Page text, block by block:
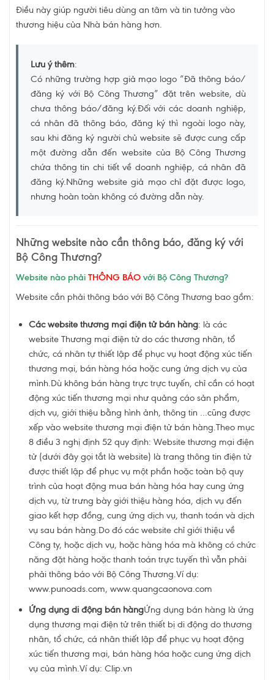
Điều này giúp người tiêu dùng an tâm và tin tưởng vào
thương hiệu của Nhà bán hàng hơn.
Lưu ý thêm:
Có những trường hợp giả mạo logo “Đã thông báo/
đăng ký với Bộ Công Thương” đặt trên website, dù
chưa thông báo/đăng ký.Đối với các doanh nghiệp,
cá nhân đã thông báo, đăng ký thì ngoài logo này,
sau khi đăng ký người chủ website sẽ được cung cấp
một đường dẫn đến website của Bộ Công Thương
chứa thông tin chi tiết về doanh nghiệp, cá nhân đã
đăng ký.Những website giả mạo chỉ đặt được logo,
nhưng hoàn toàn không có đường dẫn này.
Những website nào cần thông báo, đăng ký với
Bộ Công Thương?
Website nào phải THÔNG BÁO với Bộ Công Thương?
Website cần phải thông báo với Bộ Công Thương bao gồm:
Các website thương mại điện tử bán hàng: là các
website Thương mại điện tử do các thương nhân, tổ
chức, cá nhân tự thiết lập để phục vụ hoạt động xúc tiến
thương mại, bán hàng hóa hoặc cung ứng dịch vụ của
mình.Dù không bán hàng trực trực tuyến, chỉ cần có hoạt
động xúc tiến thương mại như quảng cáo sản phẩm,
dịch vụ, giới thiệu bằng hình ảnh, thông tin …cũng được
xếp vào website thương mại điện tử bán hàng.Theo mục
8 điều 3 nghị định 52 quy định: Website thương mại điện
tử (dưới đây gọi tắt là website) là trang thông tin điện tử
được thiết lập để phục vụ một phần hoặc toàn bộ quy
trình của hoạt động mua bán hàng hóa hay cung ứng
dịch vụ, từ trưng bày giới thiệu hàng hóa, dịch vụ đến
giao kết hợp đồng, cung ứng dịch vụ, thanh toán và dịch
vụ sau bán hàng.Do đó các website chỉ giới thiệu về
Công ty, hoặc dịch vụ, hoặc hàng hóa mà không có chức
năng đặt hàng hoặc thanh toán trực tuyến thì vẫn phải
phải thông báo với Bộ Công Thương.Ví dụ:
www.punoads.com, www.quangcaonova.com
Ứng dụng di động bán hàngỨng dụng bán hàng là ứng
dụng thương mại điện tử trên thiết bị di động do thương
nhân, tổ chức, cá nhân thiết lập để phục vụ hoạt động
xúc tiến thương mại, bán hàng hóa hoặc cung ứng dịch
vụ của mình.Ví dụ: Clip.vn